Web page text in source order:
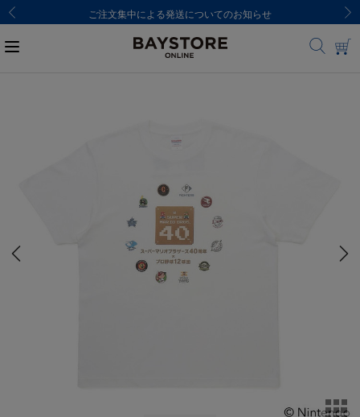
ご注文集中による発送についてのお知らせ